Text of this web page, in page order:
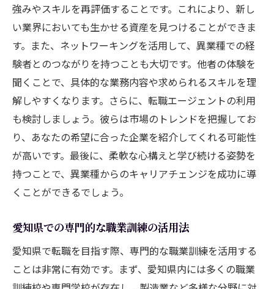
強みやスキルを再評価することです。これにより、新し
い業界においても生かせる資産を見つけることができま
す。また、ネットワーキングを活用して、異業種での経
験者とのつながりを持つことも大切です。他者の体験を
聞くことで、具体的な業務内容や求められるスキルを理
解しやすくなります。さらに、転職エージェントの利用
も検討しましょう。彼らは市場のトレンドを把握してお
り、あなたの希望に合った企業を紹介してくれる可能性
が高いです。最後に、柔軟な心構えと学び続ける姿勢を
持つことで、異業種からのキャリアチェンジを成功に導
くことができるでしょう。
愛知県での専門的な職業訓練の活用法
愛知県で転職を目指す際、専門的な職業訓練を活用する
ことは非常に有効です。まず、愛知県内には多くの職業